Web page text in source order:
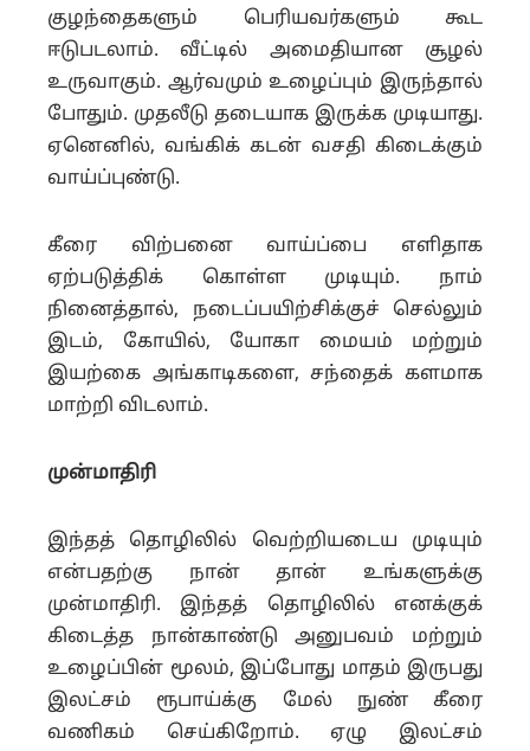
குழந்தைகளும் பெரியவர்களும் கூட
ஈடுபடலாம். வீட்டில் அமைதியான சூழல்
உருவாகும். ஆர்வமும் உழைப்பும் இருந்தால்
போதும். முதலீடு தடையாக இருக்க முடியாது.
ஏனெனில், வங்கிக் கடன் வசதி கிடைக்கும்
வாய்ப்புண்டு.
கீரை விற்பனை வாய்ப்பை எளிதாக
ஏற்படுத்திக் கொள்ள முடியும். நாம்
நினைத்தால், நடைப்பயிற்சிக்குச் செல்லும்
இடம், கோயில், யோகா மையம் மற்றும்
இயற்கை அங்காடிகளை, சந்தைக் களமாக
மாற்றி விடலாம்.
முன்மாதிரி
இந்தத் தொழிலில் வெற்றியடைய முடியும்
என்பதற்கு நான் தான் உங்களுக்கு
முன்மாதிரி. இந்தத் தொழிலில் எனக்குக்
கிடைத்த நான்காண்டு அனுபவம் மற்றும்
உழைப்பின் மூலம், இப்போது மாதம் இருபது
இலட்சம் ரூபாய்க்கு மேல் நுண் கீரை
வணிகம் செய்கிறோம். ஏழு இலட்சம்